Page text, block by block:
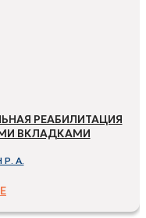
РЕАБИЛИТАЦИЯ
ВКЛАДКАМИ
Р. А.